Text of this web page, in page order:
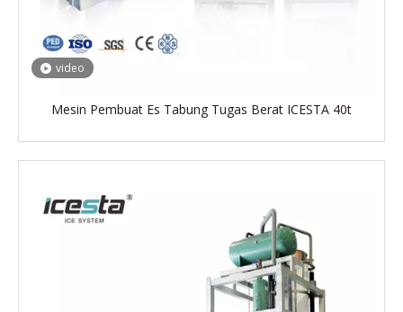
video
Mesin Pembuat Es Tabung Tugas Berat ICESTA 40t